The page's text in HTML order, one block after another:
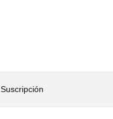
Suscripción